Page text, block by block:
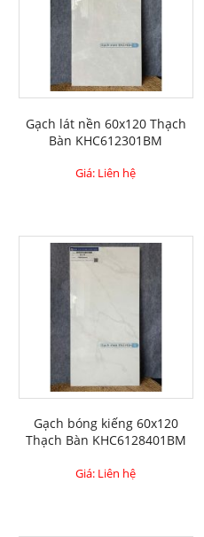
Gạch lát nền 60x120 Thạch
Bàn KHC612301BM
Giá: Liên hệ
Gạch bóng kiếng 60x120
Thạch Bàn KHC6128401BM
Giá: Liên hệ